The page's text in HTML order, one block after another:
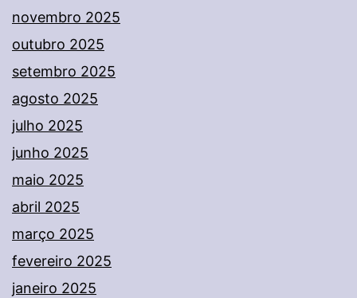
novembro 2025
outubro 2025
setembro 2025
agosto 2025
julho 2025
junho 2025
maio 2025
abril 2025
março 2025
fevereiro 2025
janeiro 2025